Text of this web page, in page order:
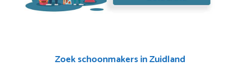
Zoek schoonmakers in Zuidland